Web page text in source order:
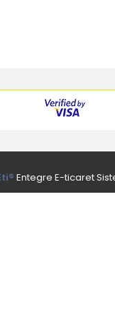
Entegre E-ticaret